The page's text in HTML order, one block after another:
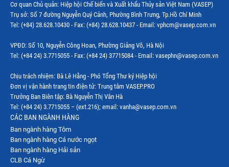
Cơ quan Chủ quản: Hiệp hội Chế biến và Xuất khẩu Thủy sản Việt Nam (VASEP)
Trụ sở: Số 7 đường Nguyễn Quý Cảnh, Phường Bình Trưng, Tp.Hồ Chí Minh
Tel: (+84) 28.628.10430 - Fax: (+84) 28.628.10437 - Email: vphcm@vasep.com.vn
VPĐD: Số 10, Nguyễn Công Hoan, Phường Giảng Võ, Hà Nội
Tel: (+84 24) 3.7715055 - Fax: (+84 24) 37715084 - Email: vasephn@vasep.com.vn
Chịu trách nhiệm: Bà Lê Hằng - Phó Tổng Thư ký Hiệp hội
Đơn vị vận hành trang tin điện tử: Trung tâm VASEP.PRO
Trưởng Ban Biên tập: Bà Nguyễn Thị Vân Hà
Tel: (+84 24) 3.7715055 – (ext.216); email: vanha@vasep.com.vn
CÁC BAN NGÀNH HÀNG
Ban ngành hàng Tôm
Ban ngành hàng Cá nước ngọt
Ban ngành hàng Hải sản
CLB Cá Ngừ